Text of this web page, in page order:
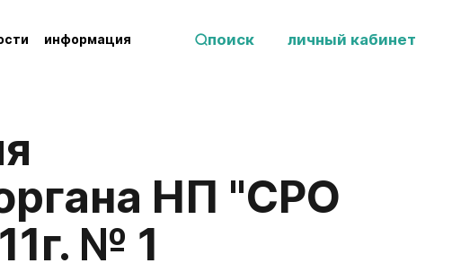
информация поиск личный кабинет
НП "СРО
№ 1